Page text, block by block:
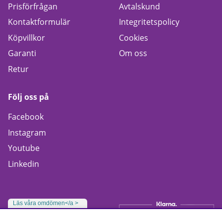
Prisförfrågan
Kontaktformulär
Köpvillkor
Garanti
Retur
Avtalskund
Integritetspolicy
Cookies
Om oss
Följ oss på
Facebook
Instagram
Youtube
Linkedin
Läs våra omdömen</a >